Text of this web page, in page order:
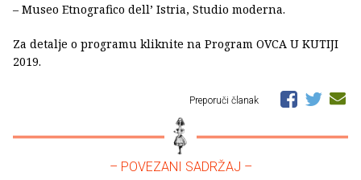
– Museo Etnografico dell’ Istria, Studio moderna.
Za detalje o programu kliknite na Program OVCA U KUTIJI
2019.
Preporuči članak
– POVEZANI SADRŽAJ –